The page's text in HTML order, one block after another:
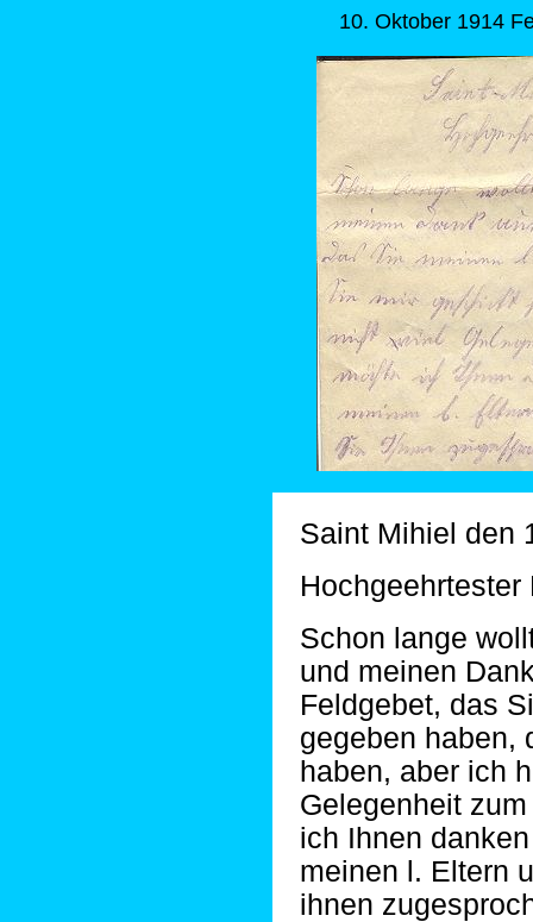
10. Oktober 1914
Saint Mihiel den
Hochgeehrtester
Schon lange
und meinen
Feldgebet, das
gegeben haben,
haben, aber ich
Gelegenheit
ich Ihnen
meinen l. Eltern
ihnen